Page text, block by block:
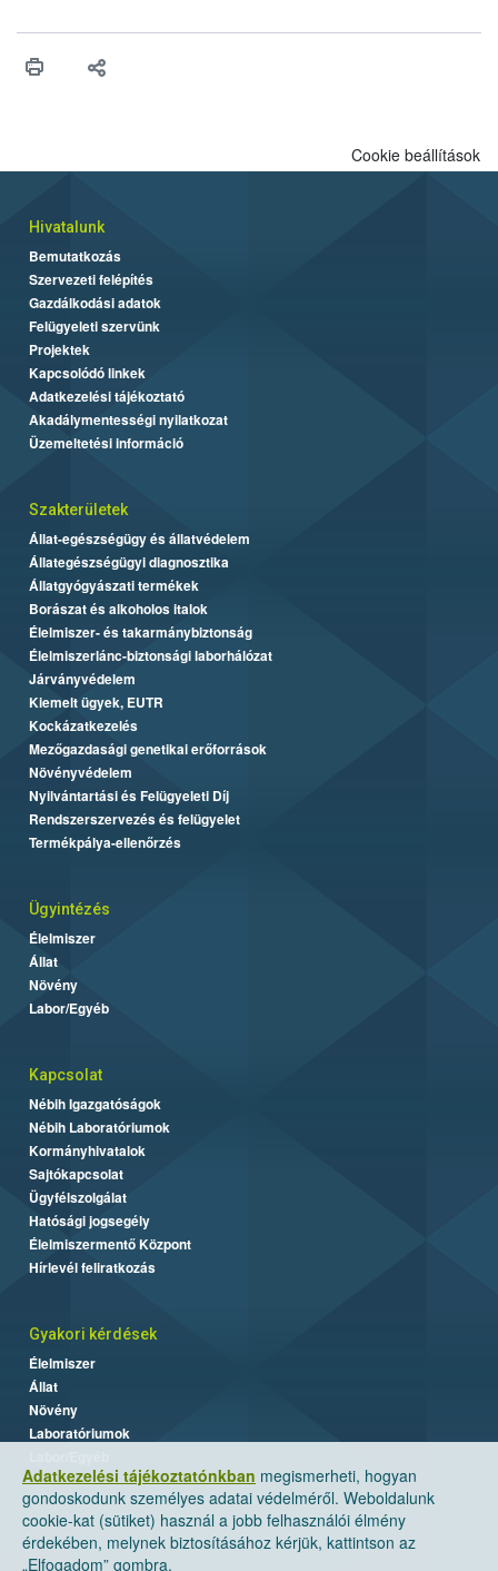
érésű szőlőkben is legyen lehetőség a károsító elleni további
felhasználók számára is elérhető és ökológiai termesztésben is
Adatkezelési tájékoztatónkban megismerheti, hogyan
gondoskodunk személyes adatai védelméről. Weboldalunk
cookie-kat (sütiket) használ a jobb felhasználói élmény
érdekében, melynek biztosításához kérjük, kattintson az
„Elfogadom” gombra.
Cookie beállítások
Hivatalunk
Bemutatkozás
Szervezeti felépítés
Gazdálkodási adatok
Felügyeleti szervünk
Projektek
Kapcsolódó linkek
Adatkezelési tájékoztató
Akadálymentességi nyilatkozat
Üzemeltetési információ
Szakterületek
Állat-egészségügy és állatvédelem
Állategészségügyi diagnosztika
Állatgyógyászati termékek
Borászat és alkoholos italok
Élelmiszer- és takarmánybiztonság
Élelmiszerlánc-biztonsági laborhálózat
Járványvédelem
Kiemelt ügyek, EUTR
Kockázatkezelés
Mezőgazdasági genetikai erőforrások
Növényvédelem
Nyilvántartási és Felügyeleti Díj
Rendszerszervezés és felügyelet
Termékpálya-ellenőrzés
Ügyintézés
Élelmiszer
Állat
Növény
Labor/Egyéb
Kapcsolat
Nébih Igazgatóságok
Nébih Laboratóriumok
Kormányhivatalok
Sajtókapcsolat
Ügyfélszolgálat
Hatósági jogsegély
Élelmiszermentő Központ
Hírlevél feliratkozás
Gyakori kérdések
Élelmiszer
Állat
Növény
Laboratóriumok